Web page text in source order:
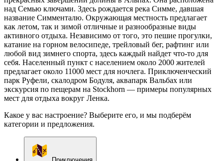
над Семью ключами. Здесь рождается река Симме, давшая
название Симменталю. Окружающая местность предлагает
как летом, так и зимой отличные и разнообразные виды
активного отдыха. Независимо от того, это пешие прогулки,
катание на горном велосипеде, трейловый бег, рафтинг или
любой вид зимнего спорта, здесь каждый найдет что-то для
себя. Населенный пункт с населением около 2000 жителей
предлагает около 11000 мест для ночлега. Приключенческий
парк Руфели, скалодром Бодуля, аквапарк Вальбах или
экскурсия по пещерам на Stockhorn — примеры популярных
мест для отдыха вокруг Ленка.
Какое у вас настроение? Выберите его, и мы подберём
категории и предложения.